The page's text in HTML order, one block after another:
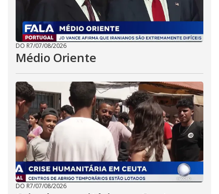
DO R7/07/08/2026
Médio Oriente
DO R7/07/08/2026